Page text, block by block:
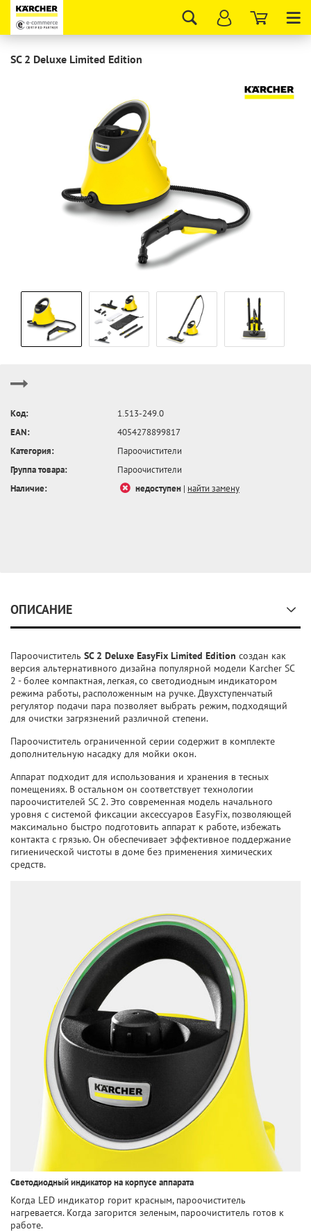
SC 2 Deluxe Limited Edition
Код:
1.513-249.0
EAN:
4054278899817
Категория:
Пароочистители
Группа товара:
Пароочистители
Наличие:
недоступен | найти замену
ОПИСАНИЕ
Пароочиститель SC 2 Deluxe EasyFix Limited Edition создан как
версия альтернативного дизайна популярной модели Karcher SC
2 - более компактная, легкая, со светодиодным индикатором
режима работы, расположенным на ручке. Двухступенчатый
регулятор подачи пара позволяет выбрать режим, подходящий
для очистки загрязнений различной степени.
Пароочиститель ограниченной серии содержит в комплекте
дополнительную насадку для мойки окон.
Аппарат подходит для использования и хранения в тесных
помещениях. В остальном он соответствует технологии
пароочистителей SC 2. Это современная модель начального
уровня с системой фиксации аксессуаров EasyFix, позволяющей
максимально быстро подготовить аппарат к работе, избежать
контакта с грязью. Он обеспечивает эффективное поддержание
гигиенической чистоты в доме без применения химических
средств.
Светодиодный индикатор на корпусе аппарата
Когда LED индикатор горит красным, пароочиститель
нагревается. Когда загорится зеленым, пароочиститель готов к
работе.